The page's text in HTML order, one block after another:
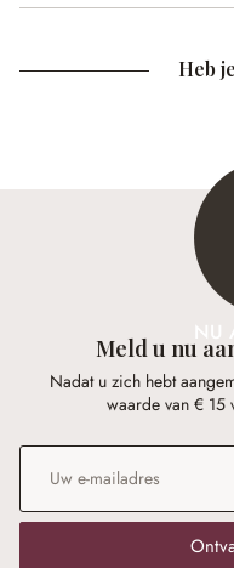
Heb
Meld u nu
Nadat u zich hebt
waarde van € 15
E-mailadres